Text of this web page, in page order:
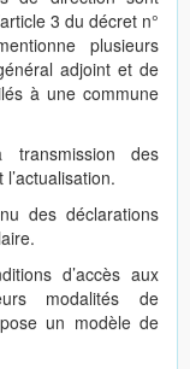
3 du décret n°
plusieurs
adjoint et de
à une commune
transmission des
des déclarations
d’accès aux
modalités de
un modèle de